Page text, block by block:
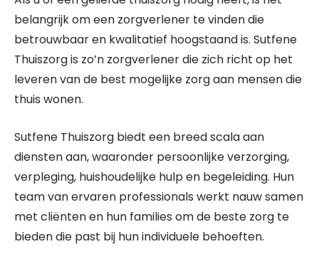
belangrijk om een zorgverlener te vinden die
betrouwbaar en kwalitatief hoogstaand is. Sutfene
Thuiszorg is zo’n zorgverlener die zich richt op het
leveren van de best mogelijke zorg aan mensen die
thuis wonen.
Sutfene Thuiszorg biedt een breed scala aan
diensten aan, waaronder persoonlijke verzorging,
verpleging, huishoudelijke hulp en begeleiding. Hun
team van ervaren professionals werkt nauw samen
met cliënten en hun families om de beste zorg te
bieden die past bij hun individuele behoeften.